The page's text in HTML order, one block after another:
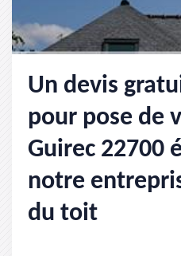
Un devis
pour pose de
Guirec 22700
notre
du toit